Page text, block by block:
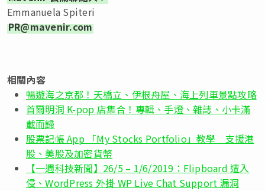
Emmanuela Spiteri
PR@mavenir.com
相關內容
暢遊海之京都！天橋立、伊根舟屋、海上列車景點攻略
首爾明洞 K-pop 店集合！專輯、手燈、雜誌、小卡滿
載而歸
股票記帳 App 「My Stocks Portfolio」教學 支援港
股、美股及加密貨幣
【一週科技新聞】26/5 – 1/6/2019：Flipboard 遭入
侵、WordPress 外掛 WP Live Chat Support 漏洞